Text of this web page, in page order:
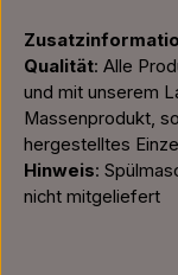
Qualität: Alle
und mit unserem
Massenprodukt,
hergestelltes
Hinweis:
nicht mitgeliefert